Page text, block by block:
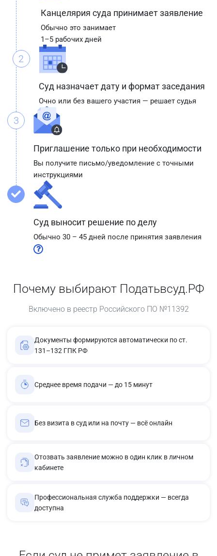
Канцелярия суда принимает заявление
Обычно это занимает
1–5 рабочих дней
2
Суд назначает дату и формат заседания
Очно или без вашего участия — решает судья
3
Приглашение только при необходимости
Вы получите письмо/уведомление с точными
инструкциями
Суд выносит решение по делу
Обычно 30 – 45 дней после принятия заявления
Почему выбирают Податьвсуд.РФ
Включено в реестр Российского ПО №11392
Документы формируются автоматически по ст.
131–132 ГПК РФ
Среднее время подачи — до 15 минут
Без визита в суд или на почту — всё онлайн
Отозвать заявление можно в один клик в личном
кабинете
Профессиональная служба поддержки — всегда
доступна